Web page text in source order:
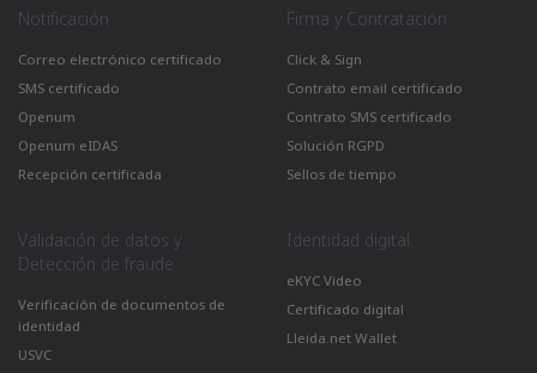
Notificación
Correo electrónico certificado
SMS certificado
Openum
Openum eIDAS
Recepción certificada
Firma y Contratación
Click & Sign
Contrato email certificado
Contrato SMS certificado
Solución RGPD
Sellos de tiempo
Validación de datos y
Detección de fraude
Verificación de documentos de
identidad
USVC
Identidad digital
eKYC Video
Certificado digital
Lleida.net Wallet